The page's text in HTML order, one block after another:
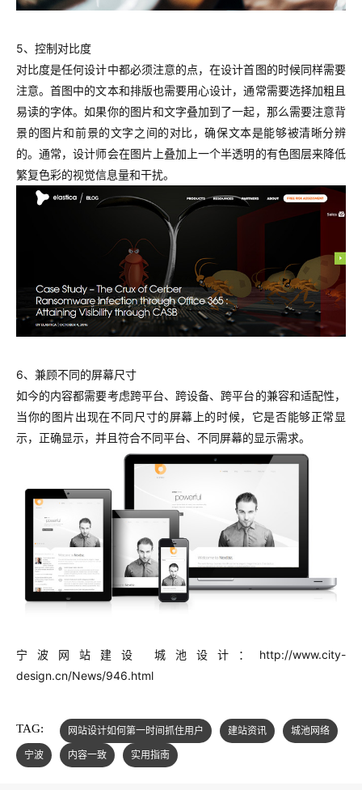
5、控制对比度
对比度是任何设计中都必须注意的点，在设计首图的时候同样需要
注意。首图中的文本和排版也需要用心设计，通常需要选择加粗且
易读的字体。如果你的图片和文字叠加到了一起，那么需要注意背
景的图片和前景的文字之间的对比，确保文本是能够被清晰分辨
的。通常，设计师会在图片上叠加上一个半透明的有色图层来降低
繁复色彩的视觉信息量和干扰。
6、兼顾不同的屏幕尺寸
如今的内容都需要考虑跨平台、跨设备、跨平台的兼容和适配性，
当你的图片出现在不同尺寸的屏幕上的时候，它是否能够正常显
示，正确显示，并且符合不同平台、不同屏幕的显示需求。
宁波网站建设 城池设计：http://www.city-
design.cn/News/946.html
TAG: 网站设计如何第一时间抓住用户 建站资讯
城池网络
宁波
内容一致 实用指南